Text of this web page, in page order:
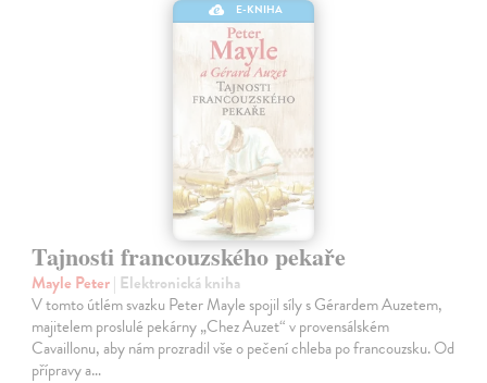
E-KNIHA
Tajnosti francouzského pekaře
Mayle Peter| Elektronická kniha
V tomto útlém svazku Peter Mayle spojil síly s Gérardem Auzetem,
majitelem proslulé pekárny „Chez Auzet“ v provensálském
Cavaillonu, aby nám prozradil vše o pečení chleba po francouzsku. Od
přípravy a…